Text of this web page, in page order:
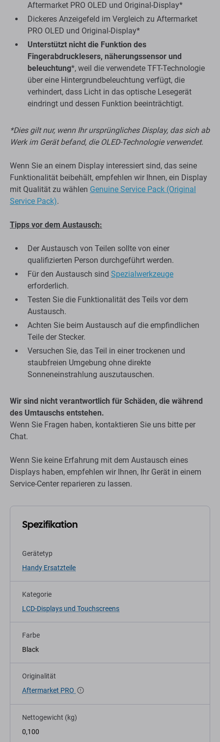
Aftermarket PRO OLED und Original-Display*
Dickeres Anzeigefeld im Vergleich zu Aftermarket
PRO OLED und Original-Display*
Unterstützt nicht die Funktion des
Fingerabdrucklesers, näherungssensor und
beleuchtung*, weil die verwendete TFT-Technologie
über eine Hintergrundbeleuchtung verfügt, die
verhindert, dass Licht in das optische Lesegerät
eindringt und dessen Funktion beeinträchtigt.
*Dies gilt nur, wenn Ihr ursprüngliches Display, das sich ab
Werk im Gerät befand, die OLED-Technologie verwendet.
Wenn Sie an einem Display interessiert sind, das seine
Funktionalität beibehält, empfehlen wir Ihnen, ein Display
mit Qualität zu wählen Genuine Service Pack (Original
Service Pack).
Tipps vor dem Austausch:
Der Austausch von Teilen sollte von einer
qualifizierten Person durchgeführt werden.
Für den Austausch sind Spezialwerkzeuge
erforderlich.
Testen Sie die Funktionalität des Teils vor dem
Austausch.
Achten Sie beim Austausch auf die empfindlichen
Teile der Stecker.
Versuchen Sie, das Teil in einer trockenen und
staubfreien Umgebung ohne direkte
Sonneneinstrahlung auszutauschen.
Wir sind nicht verantwortlich für Schäden, die während
des Umtauschs entstehen.
Wenn Sie Fragen haben, kontaktieren Sie uns bitte per
Chat.
Wenn Sie keine Erfahrung mit dem Austausch eines
Displays haben, empfehlen wir Ihnen, Ihr Gerät in einem
Service-Center reparieren zu lassen.
Spezifikation
Gerätetyp
Handy Ersatzteile
Kategorie
LCD-Displays und Touchscreens
Farbe
Black
Originalität
Aftermarket PRO
Nettogewicht (kg)
0,100